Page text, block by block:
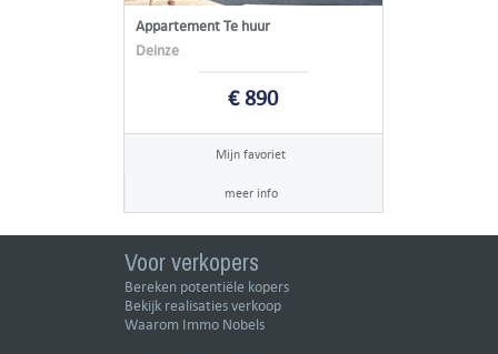
Appartement Te huur
Deinze
€ 890
Mijn favoriet
meer info
Voor verkopers
Bereken potentiële kopers
Bekijk realisaties verkoop
Waarom Immo Nobels